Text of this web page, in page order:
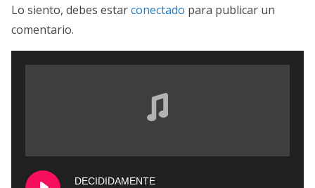
Lo siento, debes estarconectado para publicar un
comentario.
DECIDIDAMENTE